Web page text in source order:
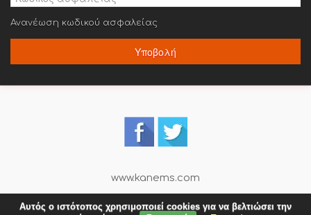
Ανανέωση κωδικού ασφαλείας
Υποβολή
Αυτός ο ιστότοπος χρησιμοποιεί cookies για να βελτιώσει την
www.kanems.com